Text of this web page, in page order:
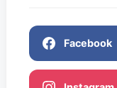
Facebook